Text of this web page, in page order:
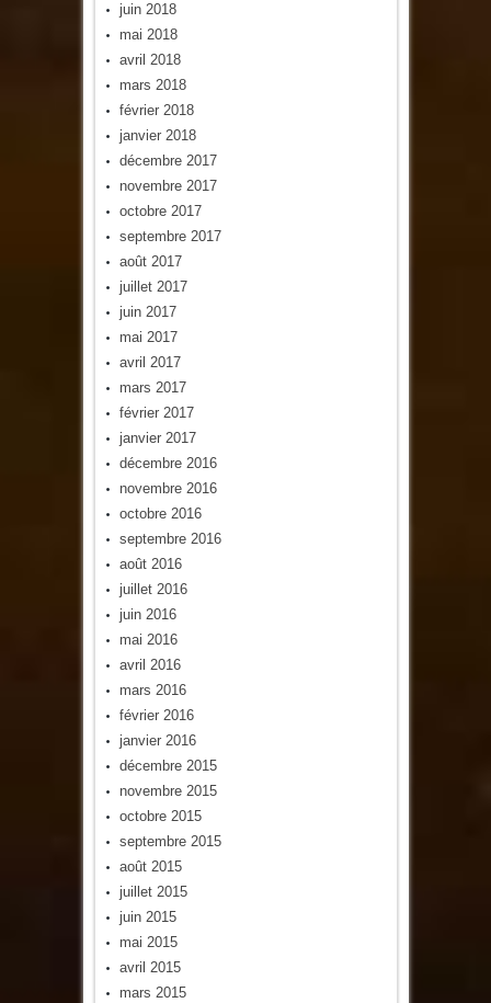
juin 2018
mai 2018
avril 2018
mars 2018
février 2018
janvier 2018
décembre 2017
novembre 2017
octobre 2017
septembre 2017
août 2017
juillet 2017
juin 2017
mai 2017
avril 2017
mars 2017
février 2017
janvier 2017
décembre 2016
novembre 2016
octobre 2016
septembre 2016
août 2016
juillet 2016
juin 2016
mai 2016
avril 2016
mars 2016
février 2016
janvier 2016
décembre 2015
novembre 2015
octobre 2015
septembre 2015
août 2015
juillet 2015
juin 2015
mai 2015
avril 2015
mars 2015